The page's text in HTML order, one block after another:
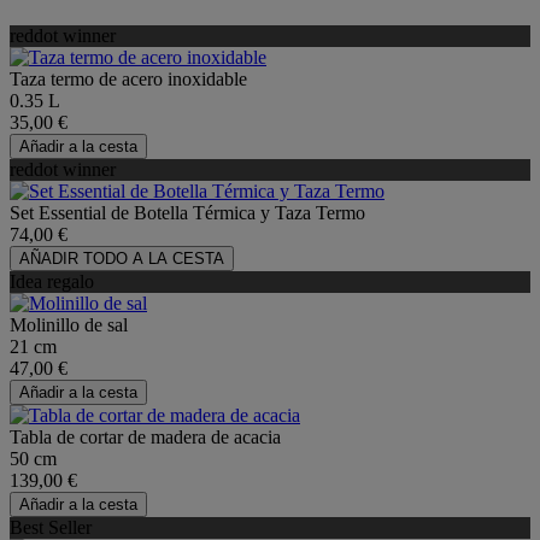
reddot winner
Taza termo de acero inoxidable
0.35 L
35,00 €
Añadir a la cesta
reddot winner
Set Essential de Botella Térmica y Taza Termo
74,00 €
AÑADIR TODO A LA CESTA
Idea regalo
Molinillo de sal
21 cm
47,00 €
Añadir a la cesta
Tabla de cortar de madera de acacia
50 cm
139,00 €
Añadir a la cesta
Best Seller